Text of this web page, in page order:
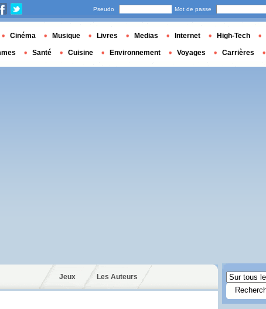
Jeux Les Auteurs
Pseudo Mot de passe
Cinéma Musique Livres Medias Internet High-Tech
Santé Cuisine Environnement Voyages Carrières